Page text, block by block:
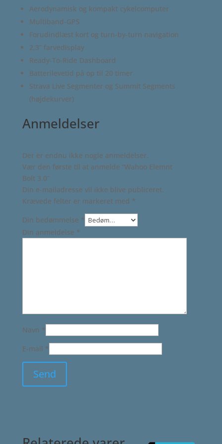
Aerodynamisk og kompakt cykelcomputer
Multiband-GPS
Forudindlæst kort og turn-by-turn navigation
2,3” farvedisplay
Ready-To-Ride Dashboard
Batterilevetid på op til 20 timer
Strava Live Segmenter og Summit Segments
(højdekurver)
Anmeldelser
Der er endnu ikke nogle anmeldelser.
Vær den første til at anmelde “Wahoo Elemnt
Bolt 3.0”
Din e-mailadresse vil ikke blive publiceret.
Krævede felter er markeret med *
Din bedømmelse *
Din anmeldelse *
Navn *
E-mail *